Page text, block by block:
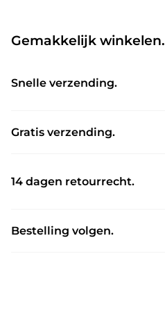
Gemakkelijk winkelen.
Snelle verzending.
Gratis verzending.
14 dagen retourrecht.
Bestelling volgen.